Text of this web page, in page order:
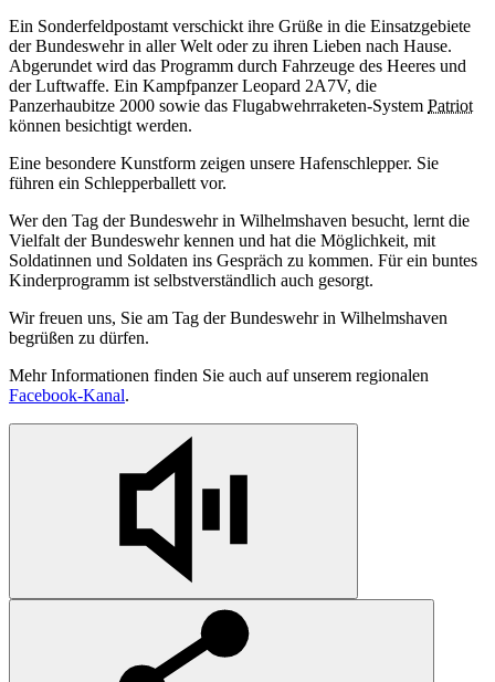
Ein Sonderfeldpostamt verschickt ihre Grüße in die Einsatzgebiete
der Bundeswehr in aller Welt oder zu ihren Lieben nach Hause.
Abgerundet wird das Programm durch Fahrzeuge des Heeres und
der Luftwaffe. Ein Kampfpanzer Leopard 2A7V, die
Panzerhaubitze 2000 sowie das Flugabwehrraketen-System Patriot
können besichtigt werden.
Eine besondere Kunstform zeigen unsere Hafenschlepper. Sie
führen ein Schlepperballett vor.
Wer den Tag der Bundeswehr in Wilhelmshaven besucht, lernt die
Vielfalt der Bundeswehr kennen und hat die Möglichkeit, mit
Soldatinnen und Soldaten ins Gespräch zu kommen. Für ein buntes
Kinderprogramm ist selbstverständlich auch gesorgt.
Wir freuen uns, Sie am Tag der Bundeswehr in Wilhelmshaven
begrüßen zu dürfen.
Mehr Informationen finden Sie auch auf unserem regionalen
Facebook-Kanal.